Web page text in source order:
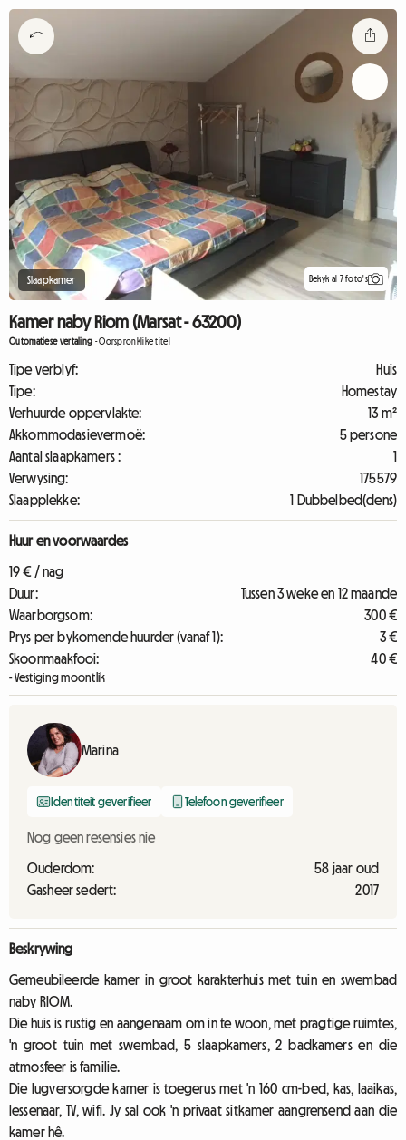
Slaapkamer Bekyk al 7 foto's
Kamer naby Riom (Marsat - 63200)
Outomatiese vertaling -Oorspronklike titel
Tipe verblyf:
Huis
Tipe:
Homestay
Verhuurde oppervlakte:
13 m²
Akkommodasievermoë:
5 persone
Aantal slaapkamers :
1
Verwysing:
175579
Slaapplekke:
1 Dubbelbed(dens)
Huur en voorwaardes
19 € / nag
Duur:
Tussen 3 weke en 12 maande
Waarborgsom:
300 €
Prys per bykomende huurder (vanaf 1):
3 €
Skoonmaakfooi:
40 €
- Vestiging moontlik
Marina
Identiteit geverifieer Telefoon geverifieer
Nog geen resensies nie
Ouderdom:
58 jaar oud
Gasheer sedert:
2017
Beskrywing
Gemeubileerde kamer in groot karakterhuis met tuin en swembad
naby RIOM.
Die huis is rustig en aangenaam om in te woon, met pragtige ruimtes,
'n groot tuin met swembad, 5 slaapkamers, 2 badkamers en die
atmosfeer is familie.
Die lugversorgde kamer is toegerus met 'n 160 cm-bed, kas, laaikas,
lessenaar, TV, wifi. Jy sal ook 'n privaat sitkamer aangrensend aan die
kamer hê.